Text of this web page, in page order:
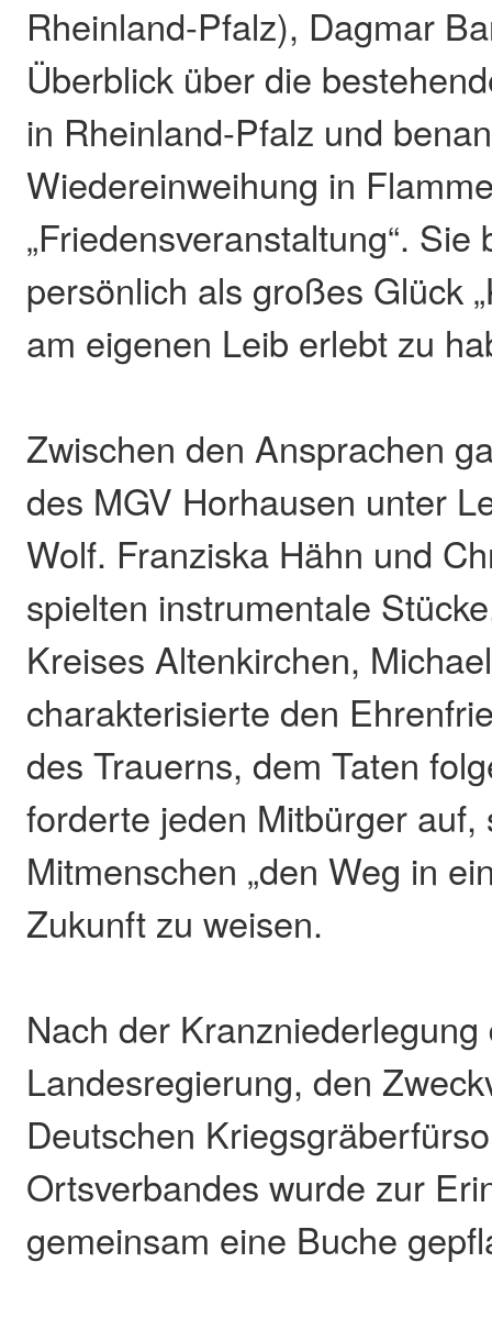
Rheinland-Pfalz), Dagmar
Überblick über die
in Rheinland-Pfalz und
Wiedereinweihung in
„Friedensveranstaltung“.
persönlich als großes Glück
am eigenen Leib erlebt zu
Zwischen den Ansprachen
des MGV Horhausen unter
Wolf. Franziska Hähn und
spielten instrumentale
Kreises Altenkirchen,
charakterisierte den
des Trauerns, dem Taten
forderte jeden Mitbürger auf,
Mitmenschen „den Weg in
Zukunft zu weisen.
Nach der
Landesregierung, den
Deutschen
Ortsverbandes wurde zur
gemeinsam eine Buche